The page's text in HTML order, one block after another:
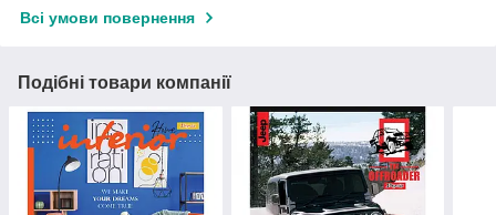
Всі умови повернення
Подібні товари компанії